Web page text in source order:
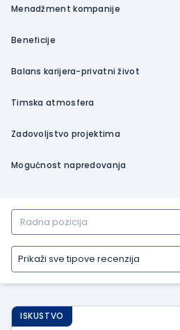
Menadžment kompanije
Beneficije
Balans karijera-privatni život
Timska atmosfera
Zadovoljstvo projektima
Mogućnost napredovanja
Prikaži sve tipove recenzija
Prikaži
sve
tipove
recenzija
ISKUSTVO